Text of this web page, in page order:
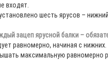
входят.
шесть ярусов –
зацеп ярусной балки –
равномерно, начиная с нижних.
максимальную равномерно